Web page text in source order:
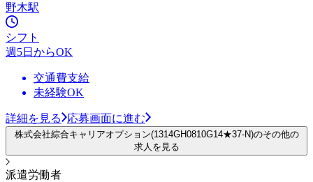
野木駅
シフト
週5日からOK
交通費支給
未経験OK
詳細を見る 応募画面に進む
株式会社綜合キャリアオプション(1314GH0810G14★37-N)のその他の
求人を見る
派遣労働者